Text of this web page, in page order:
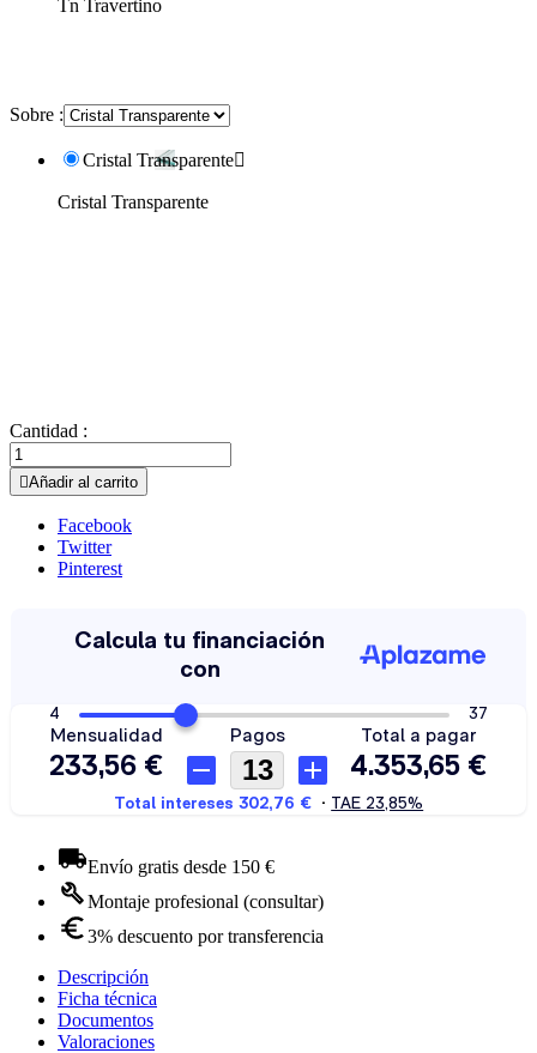
Tn Travertino
Sobre :
Cristal Transparente
Cristal Transparente
Cantidad :
Añadir al carrito
Facebook
Twitter
Pinterest
Envío gratis desde 150 €
Montaje profesional (consultar)
3% descuento por transferencia
Descripción
Ficha técnica
Documentos
Valoraciones